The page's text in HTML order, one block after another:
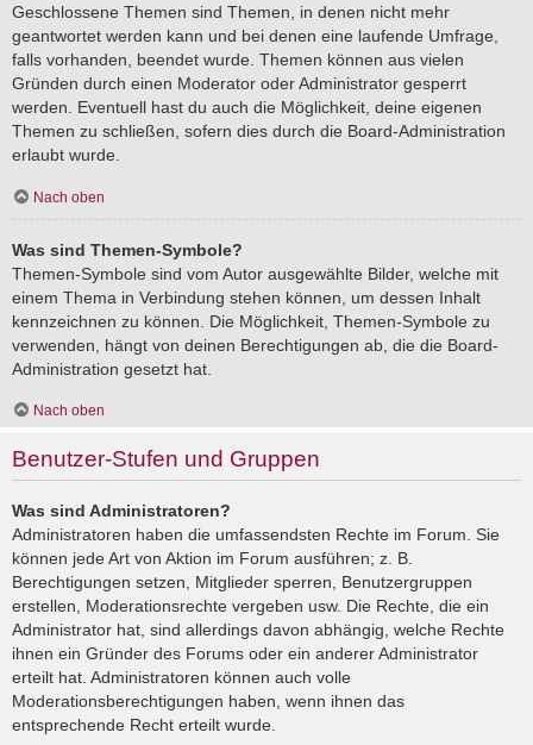
Geschlossene Themen sind Themen, in denen nicht mehr
geantwortet werden kann und bei denen eine laufende Umfrage,
falls vorhanden, beendet wurde. Themen können aus vielen
Gründen durch einen Moderator oder Administrator gesperrt
werden. Eventuell hast du auch die Möglichkeit, deine eigenen
Themen zu schließen, sofern dies durch die Board-Administration
erlaubt wurde.
Nach oben
Was sind Themen-Symbole?
Themen-Symbole sind vom Autor ausgewählte Bilder, welche mit
einem Thema in Verbindung stehen können, um dessen Inhalt
kennzeichnen zu können. Die Möglichkeit, Themen-Symbole zu
verwenden, hängt von deinen Berechtigungen ab, die die Board-
Administration gesetzt hat.
Nach oben
Benutzer-Stufen und Gruppen
Was sind Administratoren?
Administratoren haben die umfassendsten Rechte im Forum. Sie
können jede Art von Aktion im Forum ausführen; z. B.
Berechtigungen setzen, Mitglieder sperren, Benutzergruppen
erstellen, Moderationsrechte vergeben usw. Die Rechte, die ein
Administrator hat, sind allerdings davon abhängig, welche Rechte
ihnen ein Gründer des Forums oder ein anderer Administrator
erteilt hat. Administratoren können auch volle
Moderationsberechtigungen haben, wenn ihnen das
entsprechende Recht erteilt wurde.